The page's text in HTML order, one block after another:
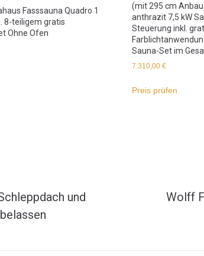
Fasssauna Quadro 1
8-teiligem gratis
Ohne Ofen
(mit 295 cm
anthrazit 7,5 kW
Steuerung inkl.
Sauna-Set im
7.310,00 €
Preis prüfen
und
Wolff